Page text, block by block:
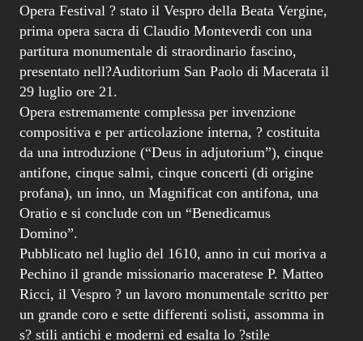
Opera Festival ? stato il Vespro della Beata Vergine,
prima opera sacra di Claudio Monteverdi con una
partitura monumentale di straordinario fascino,
presentato nell?Auditorium San Paolo di Macerata il
29 luglio ore 21.
Opera estremamente complessa per invenzione
compositiva e per articolazione interna, ? costituita
da una introduzione (“Deus in adjutorium”), cinque
antifone, cinque salmi, cinque concerti (di origine
profana), un inno, un Magnificat con antifona, una
Oratio e si conclude con un “Benedicamus
Domino”.
Pubblicato nel luglio del 1610, anno in cui moriva a
Pechino il grande missionario maceratese P. Matteo
Ricci, il Vespro ? un lavoro monumentale scritto per
un grande coro e sette differenti solisti, assomma in
s? stili antichi e moderni ed esalta lo ?stile